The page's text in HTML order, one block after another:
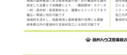
化粧貼り
お見積もり・ご注文方法について
変更・キャンセル・返品・交換につい
棚・収納・ラック カ
オ
会社情報